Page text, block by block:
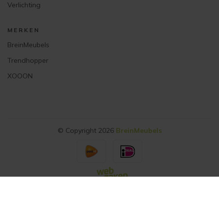
Verlichting
MERKEN
BreinMeubels
Trendhopper
XOOON
© Copyright 2026 BreinMeubels